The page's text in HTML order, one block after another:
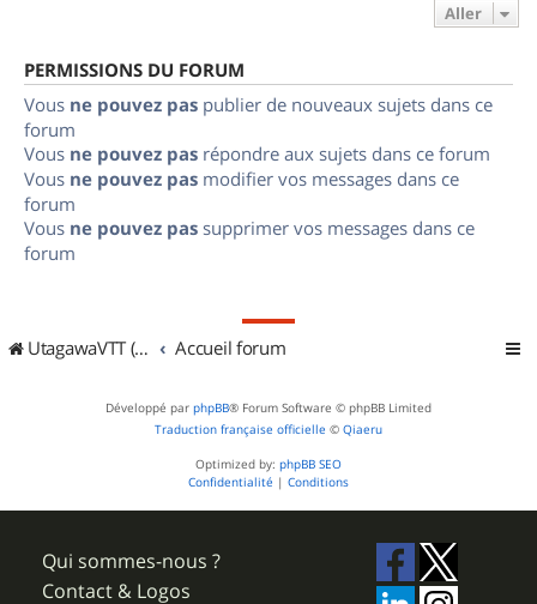
Aller
PERMISSIONS DU FORUM
Vous ne pouvez pas publier de nouveaux sujets dans ce
forum
Vous ne pouvez pas répondre aux sujets dans ce forum
Vous ne pouvez pas modifier vos messages dans ce
forum
Vous ne pouvez pas supprimer vos messages dans ce
forum
UtagawaVTT (Randos VTT et VTTAE avec traces GPS) Accueil forum
Développé par phpBB® Forum Software © phpBB Limited
Traduction française officielle © Qiaeru
Optimized by: phpBB SEO
Confidentialité | Conditions
Qui sommes-nous ?
Contact & Logos